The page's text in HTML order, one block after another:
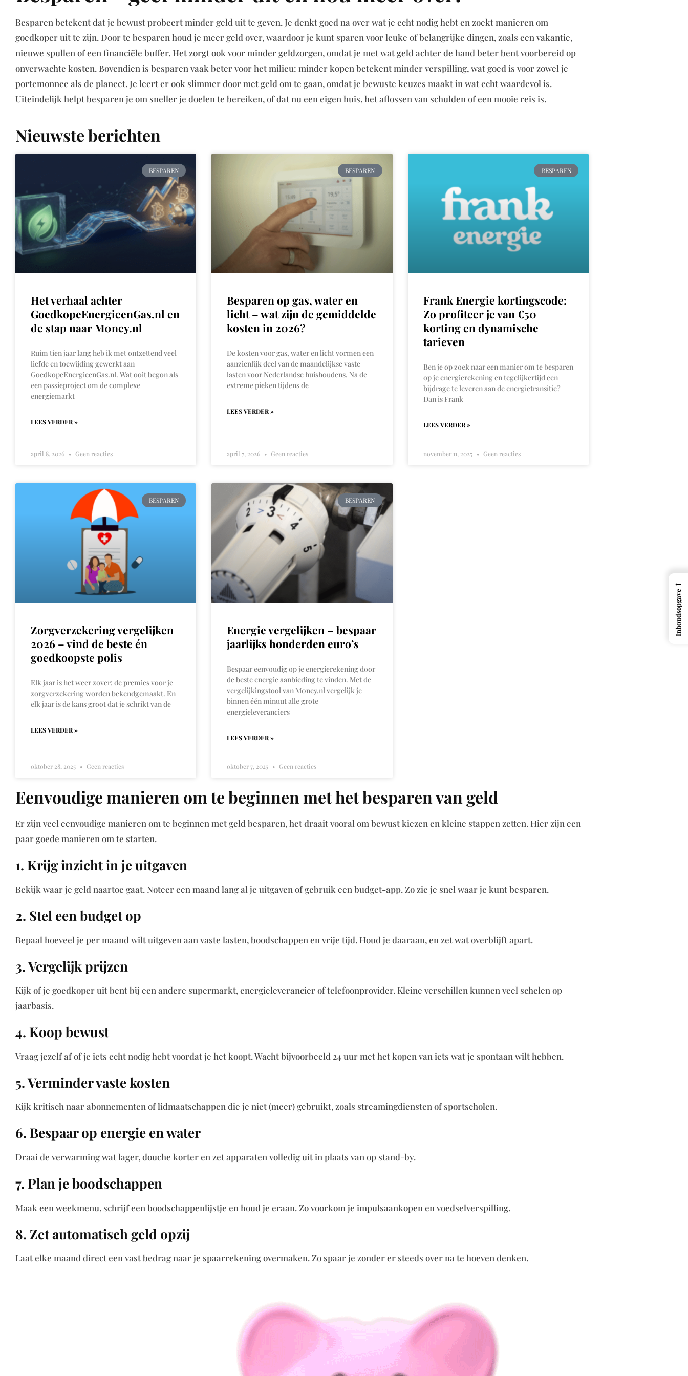
Besparen betekent dat je bewust probeert minder geld uit te geven. Je denkt goed na over wat je echt nodig hebt en zoekt manieren om
goedkoper uit te zijn. Door te besparen houd je meer geld over, waardoor je kunt sparen voor leuke of belangrijke dingen, zoals een vakantie,
nieuwe spullen of een financiële buffer. Het zorgt ook voor minder geldzorgen, omdat je met wat geld achter de hand beter bent voorbereid op
onverwachte kosten. Bovendien is besparen vaak beter voor het milieu: minder kopen betekent minder verspilling, wat goed is voor zowel je
portemonnee als de planeet. Je leert er ook slimmer door met geld om te gaan, omdat je bewuste keuzes maakt in wat echt waardevol is.
Uiteindelijk helpt besparen je om sneller je doelen te bereiken, of dat nu een eigen huis, het aflossen van schulden of een mooie reis is.
Nieuwste berichten
BESPAREN
Het verhaal achter
GoedkopeEnergieenGas.nl en
de stap naar M0ney.nl
Ruim tien jaar lang heb ik met ontzettend veel
liefde en toewijding gewerkt aan
GoedkopeEnergieenGas.nl. Wat ooit begon als
een passieproject om de complexe
energiemarkt
LEES VERDER »
april 8, 2026 Geen reacties
BESPAREN
Besparen op gas, water en
licht – wat zijn de gemiddelde
kosten in 2026?
De kosten voor gas, water en licht vormen een
aanzienlijk deel van de maandelijkse vaste
lasten voor Nederlandse huishoudens. Na de
extreme pieken tijdens de
LEES VERDER »
april 7, 2026 Geen reacties
BESPAREN
Frank Energie kortingscode:
Zo profiteer je van €50
korting en dynamische
tarieven
Ben je op zoek naar een manier om te besparen
op je energierekening en tegelijkertijd een
bijdrage te leveren aan de energietransitie?
Dan is Frank
LEES VERDER »
november 11, 2025 Geen reacties
BESPAREN
Zorgverzekering vergelijken
2026 – vind de beste én
goedkoopste polis
Elk jaar is het weer zover: de premies voor je
zorgverzekering worden bekendgemaakt. En
elk jaar is de kans groot dat je schrikt van de
LEES VERDER »
oktober 28, 2025 Geen reacties
BESPAREN
Energie vergelijken – bespaar
jaarlijks honderden euro’s
Bespaar eenvoudig op je energierekening door
de beste energie aanbieding te vinden. Met de
vergelijkingstool van M0ney.nl vergelijk je
binnen één minuut alle grote
energieleveranciers
LEES VERDER »
oktober 7, 2025 Geen reacties
Eenvoudige manieren om te beginnen met het besparen van geld
Er zijn veel eenvoudige manieren om te beginnen met geld besparen, het draait vooral om bewust kiezen en kleine stappen zetten. Hier zijn een
paar goede manieren om te starten.
1. Krijg inzicht in je uitgaven
Bekijk waar je geld naartoe gaat. Noteer een maand lang al je uitgaven of gebruik een budget-app. Zo zie je snel waar je kunt besparen.
2. Stel een budget op
Bepaal hoeveel je per maand wilt uitgeven aan vaste lasten, boodschappen en vrije tijd. Houd je daaraan, en zet wat overblijft apart.
3. Vergelijk prijzen
Kijk of je goedkoper uit bent bij een andere supermarkt, energieleverancier of telefoonprovider. Kleine verschillen kunnen veel schelen op
jaarbasis.
4. Koop bewust
Vraag jezelf af of je iets echt nodig hebt voordat je het koopt. Wacht bijvoorbeeld 24 uur met het kopen van iets wat je spontaan wilt hebben.
5. Verminder vaste kosten
Kijk kritisch naar abonnementen of lidmaatschappen die je niet (meer) gebruikt, zoals streamingdiensten of sportscholen.
6. Bespaar op energie en water
Draai de verwarming wat lager, douche korter en zet apparaten volledig uit in plaats van op stand-by.
7. Plan je boodschappen
Maak een weekmenu, schrijf een boodschappenlijstje en houd je eraan. Zo voorkom je impulsaankopen en voedselverspilling.
8. Zet automatisch geld opzij
Laat elke maand direct een vast bedrag naar je spaarrekening overmaken. Zo spaar je zonder er steeds over na te hoeven denken.
←
Inhoudsopgave